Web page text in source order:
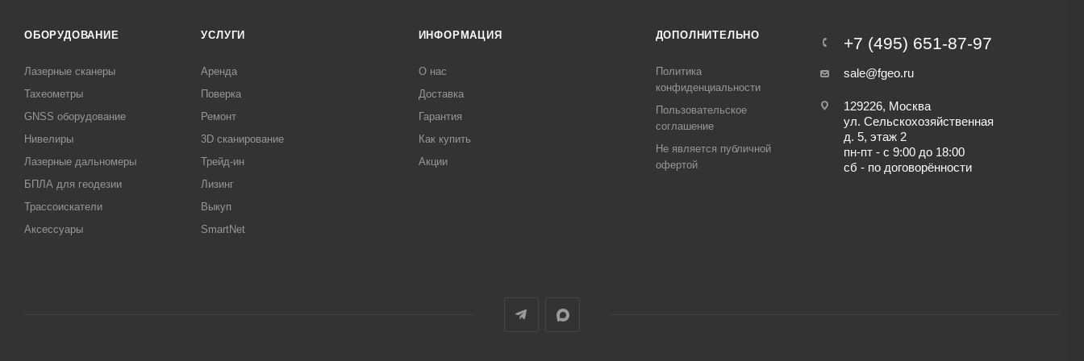
ОБОРУДОВАНИЕ
Лазерные сканеры
Тахеометры
GNSS оборудование
Нивелиры
Лазерные дальномеры
БПЛА для геодезии
Трассоискатели
Аксессуары
УСЛУГИ
Аренда
Поверка
Ремонт
3D сканирование
Трейд-ин
Лизинг
Выкуп
SmartNet
ИНФОРМАЦИЯ
О нас
Доставка
Гарантия
Как купить
Акции
ДОПОЛНИТЕЛЬНО
Политика
конфиденциальности
Пользовательское
соглашение
Не является публичной
офертой
+7 (495) 651-87-97
sale@fgeo.ru
129226, Москва
ул. Сельскохозяйственная
д. 5, этаж 2
пн-пт - с 9:00 до 18:00
сб - по договорённости